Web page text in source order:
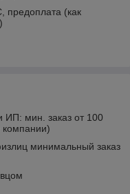
предоплата (как
ИП: мин. заказ от 100
компании)
минимальный заказ